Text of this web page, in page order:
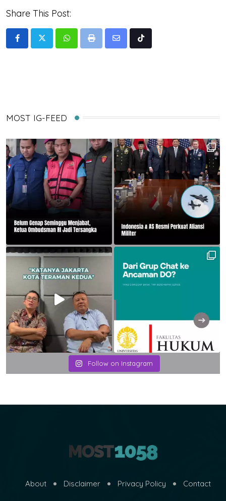
Share This Post:
WhatsappPrint
Share
Tiktok
MOST IG-FEED
Follow on Instagram
About Disclaimer Privacy Policy Contact